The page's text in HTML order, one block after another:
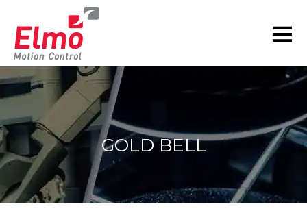
GOLD BELL